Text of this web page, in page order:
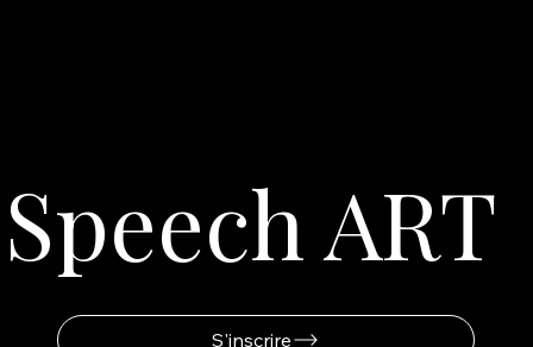
Speech ART
S'inscrire